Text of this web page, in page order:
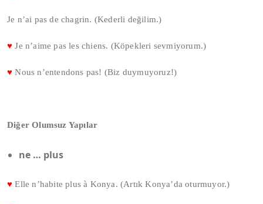
Je n’ai pas de chagrin. (Kederli değilim.)
♥ Je n’aime pas les chiens. (Köpekleri sevmiyorum.)
♥ Nous n’entendons pas! (Biz duymuyoruz!)
Diğer Olumsuz Yapılar
ne … plus
♥ Elle n’habite plus à Konya. (Artık Konya’da oturmuyor.)